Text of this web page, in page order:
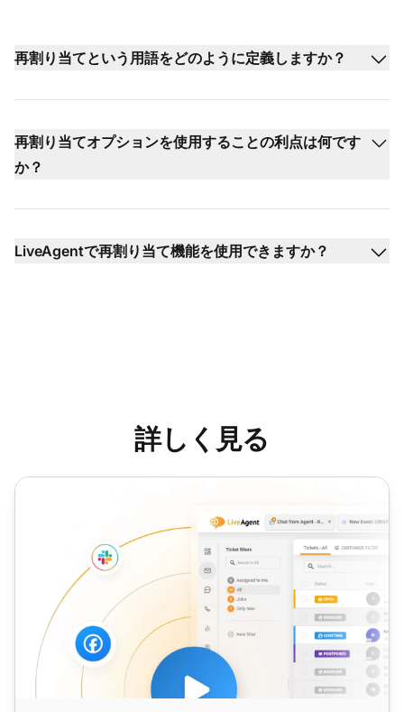
再割り当てという用語をどのように定義しますか？
再割り当てオプションを使用することの利点は何です
か？
LiveAgentで再割り当て機能を使用できますか？
詳しく見る
チケットの割り当て